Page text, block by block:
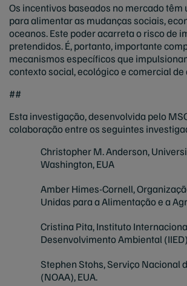
Os incentivos baseados no mercado têm
para alimentar as mudanças sociais,
oceanos. Este poder acarreta o risco de
pretendidos. É, portanto, importante
mecanismos específicos que
contexto social, ecológico e comercial de
##
Esta investigação, desenvolvida pelo
colaboração entre os seguintes
Christopher M. Anderson,
Washington, EUA
Amber Himes-Cornell,
Unidas para a Alimentação e a
Cristina Pita, Instituto
Desenvolvimento Ambiental
Stephen Stohs, Serviço Nacional
(NOAA), EUA.